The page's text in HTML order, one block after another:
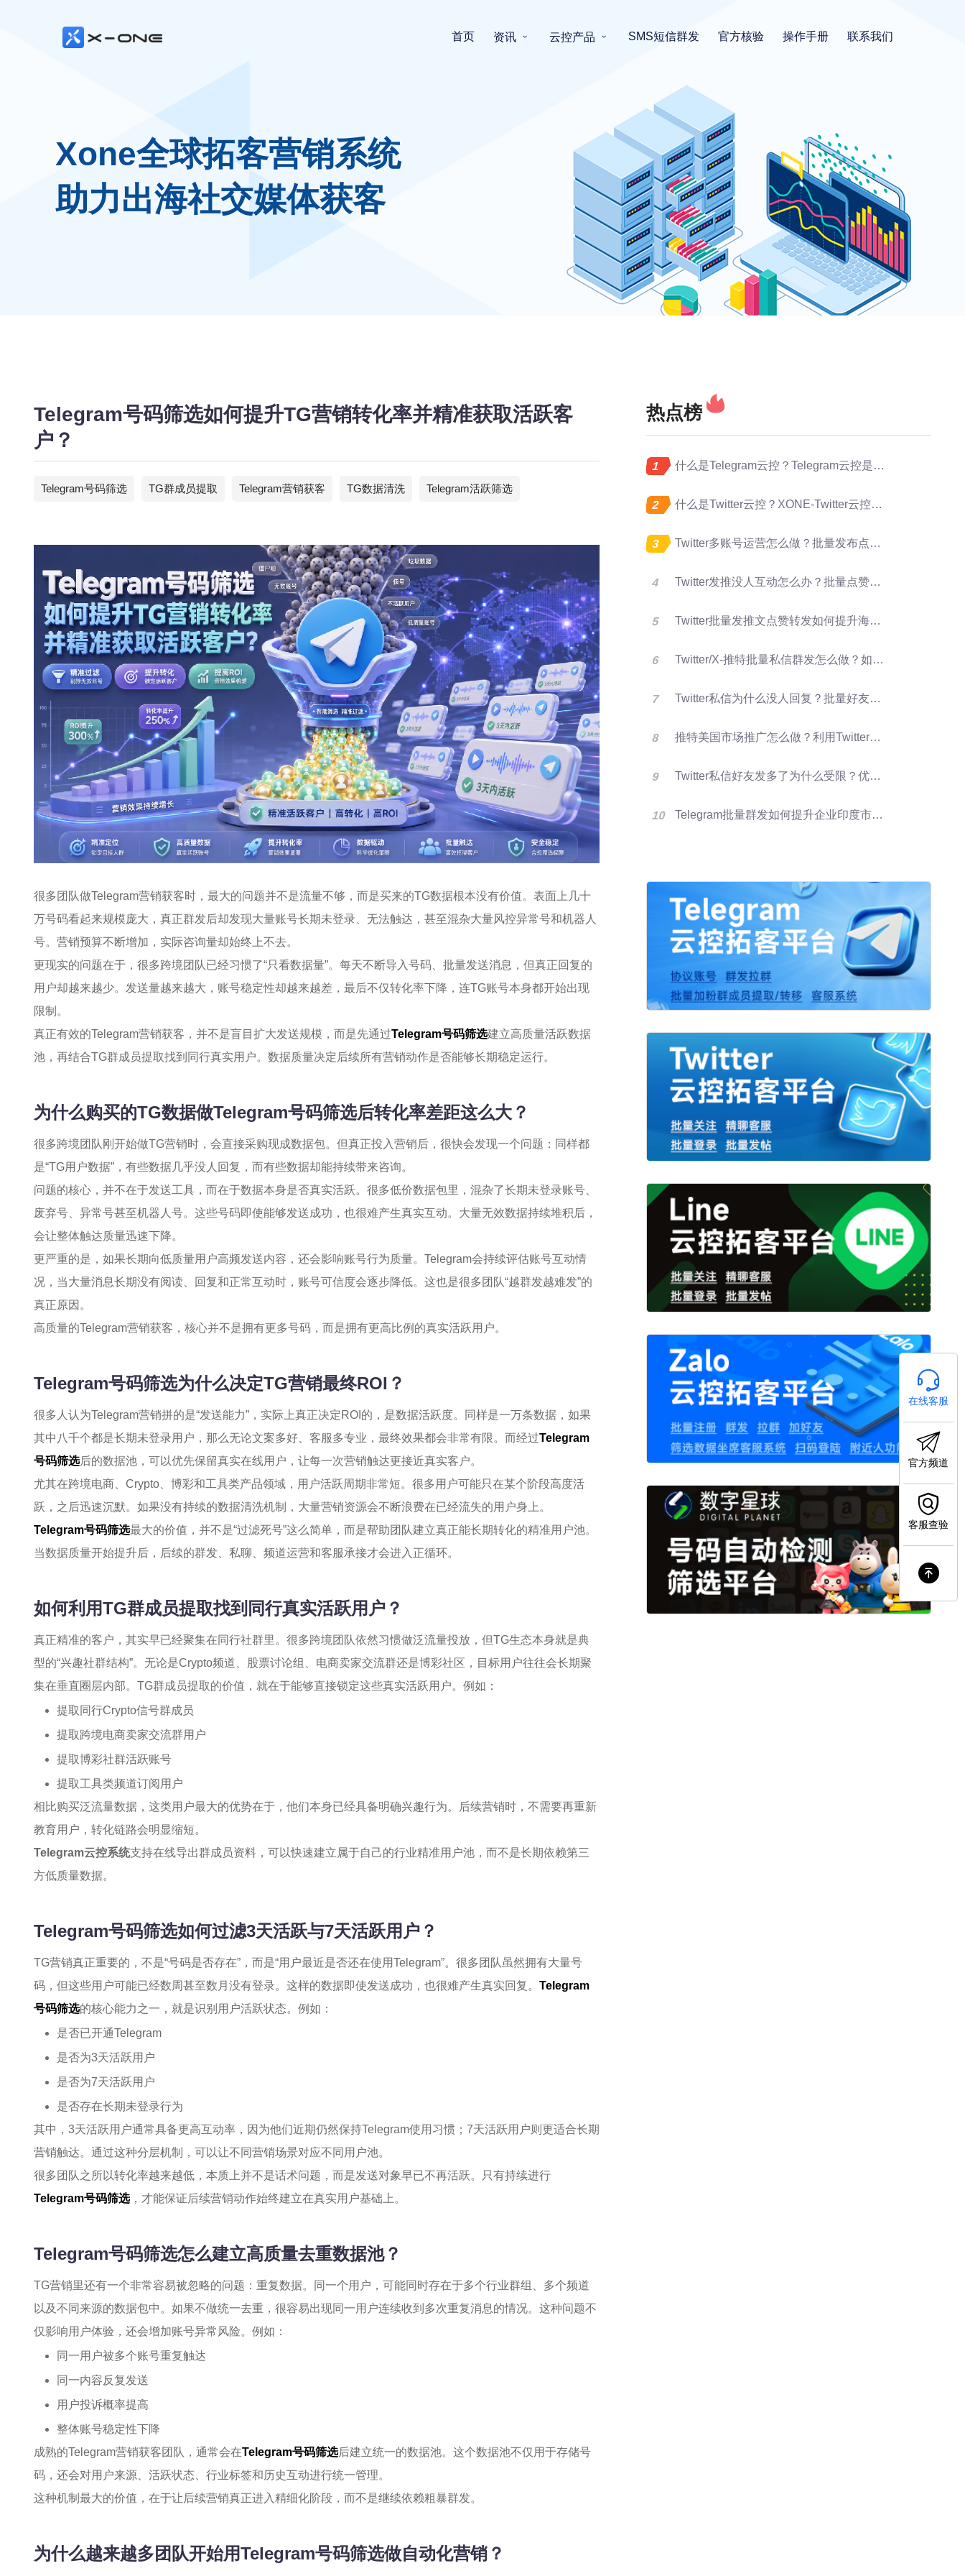
首页 资讯 云控产品 SMS短信群发 官方核验 操作手册 联系我们
Xone全球拓客营销系统
助力出海社交媒体获客
Telegram号码筛选如何提升TG营销转化率并精准获取活跃客
户？
Telegram号码筛选 TG群成员提取 Telegram营销获客 TG数据清洗 Telegram活跃筛选
很多团队做Telegram营销获客时，最大的问题并不是流量不够，而是买来的TG数据根本没有价值。表面上几十
万号码看起来规模庞大，真正群发后却发现大量账号长期未登录、无法触达，甚至混杂大量风控异常号和机器人
号。营销预算不断增加，实际咨询量却始终上不去。
更现实的问题在于，很多跨境团队已经习惯了“只看数据量”。每天不断导入号码、批量发送消息，但真正回复的
用户却越来越少。发送量越来越大，账号稳定性却越来越差，最后不仅转化率下降，连TG账号本身都开始出现
限制。
真正有效的Telegram营销获客，并不是盲目扩大发送规模，而是先通过Telegram号码筛选建立高质量活跃数据
池，再结合TG群成员提取找到同行真实用户。数据质量决定后续所有营销动作是否能够长期稳定运行。
为什么购买的TG数据做Telegram号码筛选后转化率差距这么大？
很多跨境团队刚开始做TG营销时，会直接采购现成数据包。但真正投入营销后，很快会发现一个问题：同样都
是“TG用户数据”，有些数据几乎没人回复，而有些数据却能持续带来咨询。
问题的核心，并不在于发送工具，而在于数据本身是否真实活跃。很多低价数据包里，混杂了长期未登录账号、
废弃号、异常号甚至机器人号。这些号码即使能够发送成功，也很难产生真实互动。大量无效数据持续堆积后，
会让整体触达质量迅速下降。
更严重的是，如果长期向低质量用户高频发送内容，还会影响账号行为质量。Telegram会持续评估账号互动情
况，当大量消息长期没有阅读、回复和正常互动时，账号可信度会逐步降低。这也是很多团队“越群发越难发”的
真正原因。
高质量的Telegram营销获客，核心并不是拥有更多号码，而是拥有更高比例的真实活跃用户。
Telegram号码筛选为什么决定TG营销最终ROI？
很多人认为Telegram营销拼的是“发送能力”，实际上真正决定ROI的，是数据活跃度。同样是一万条数据，如果
其中八千个都是长期未登录用户，那么无论文案多好、客服多专业，最终效果都会非常有限。而经过Telegram
号码筛选后的数据池，可以优先保留真实在线用户，让每一次营销触达更接近真实客户。
尤其在跨境电商、Crypto、博彩和工具类产品领域，用户活跃周期非常短。很多用户可能只在某个阶段高度活
跃，之后迅速沉默。如果没有持续的数据清洗机制，大量营销资源会不断浪费在已经流失的用户身上。
Telegram号码筛选最大的价值，并不是“过滤死号”这么简单，而是帮助团队建立真正能长期转化的精准用户池。
当数据质量开始提升后，后续的群发、私聊、频道运营和客服承接才会进入正循环。
如何利用TG群成员提取找到同行真实活跃用户？
真正精准的客户，其实早已经聚集在同行社群里。很多跨境团队依然习惯做泛流量投放，但TG生态本身就是典
型的“兴趣社群结构”。无论是Crypto频道、股票讨论组、电商卖家交流群还是博彩社区，目标用户往往会长期聚
集在垂直圈层内部。TG群成员提取的价值，就在于能够直接锁定这些真实活跃用户。例如：
提取同行Crypto信号群成员
提取跨境电商卖家交流群用户
提取博彩社群活跃账号
提取工具类频道订阅用户
相比购买泛流量数据，这类用户最大的优势在于，他们本身已经具备明确兴趣行为。后续营销时，不需要再重新
教育用户，转化链路会明显缩短。
Telegram云控系统支持在线导出群成员资料，可以快速建立属于自己的行业精准用户池，而不是长期依赖第三
方低质量数据。
Telegram号码筛选如何过滤3天活跃与7天活跃用户？
TG营销真正重要的，不是“号码是否存在”，而是“用户最近是否还在使用Telegram”。很多团队虽然拥有大量号
码，但这些用户可能已经数周甚至数月没有登录。这样的数据即使发送成功，也很难产生真实回复。 Telegram
号码筛选的核心能力之一，就是识别用户活跃状态。例如：
是否已开通Telegram
是否为3天活跃用户
是否为7天活跃用户
是否存在长期未登录行为
其中，3天活跃用户通常具备更高互动率，因为他们近期仍然保持Telegram使用习惯；7天活跃用户则更适合长期
营销触达。通过这种分层机制，可以让不同营销场景对应不同用户池。
很多团队之所以转化率越来越低，本质上并不是话术问题，而是发送对象早已不再活跃。只有持续进行
Telegram号码筛选，才能保证后续营销动作始终建立在真实用户基础上。
Telegram号码筛选怎么建立高质量去重数据池？
TG营销里还有一个非常容易被忽略的问题：重复数据。同一个用户，可能同时存在于多个行业群组、多个频道
以及不同来源的数据包中。如果不做统一去重，很容易出现同一用户连续收到多次重复消息的情况。这种问题不
仅影响用户体验，还会增加账号异常风险。例如：
同一用户被多个账号重复触达
同一内容反复发送
用户投诉概率提高
整体账号稳定性下降
成熟的Telegram营销获客团队，通常会在Telegram号码筛选后建立统一的数据池。这个数据池不仅用于存储号
码，还会对用户来源、活跃状态、行业标签和历史互动进行统一管理。
这种机制最大的价值，在于让后续营销真正进入精细化阶段，而不是继续依赖粗暴群发。
为什么越来越多团队开始用Telegram号码筛选做自动化营销？
热点榜
什么是Telegram云控？Telegram云控是做什么的？
什么是Twitter云控？XONE-Twitter云控是做什么的？
Twitter多账号运营怎么做？批量发布点赞转发完整指南
Twitter发推没人互动怎么办？批量点赞评论转发提升曝光
Twitter批量发推文点赞转发如何提升海外账号矩阵运营效率？
Twitter/X-推特批量私信群发怎么做？如何提升推特转化率？
Twitter私信为什么没人回复？批量好友群发优化X营销效果的方法
推特美国市场推广怎么做？利用Twitter好友资源进行批量群发提升客户开发效率
Twitter私信好友发多了为什么受限？优化群发营销方法
Telegram批量群发如何提升企业印度市场获客效率
在线客服
官方频道
客服查验